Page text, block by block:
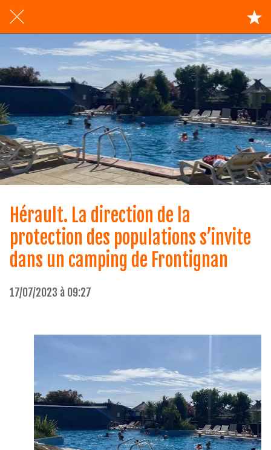
Hérault. La direction de la
protection des populations s’invite
dans un camping de Frontignan
17/07/2023 à 09:27